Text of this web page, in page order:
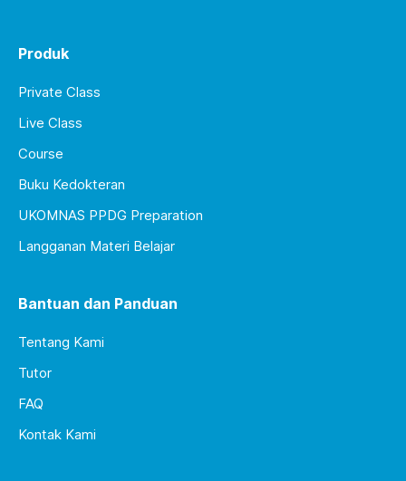
Produk
Private Class
Live Class
Course
Buku Kedokteran
UKOMNAS PPDG Preparation
Langganan Materi Belajar
Bantuan dan Panduan
Tentang Kami
Tutor
FAQ
Kontak Kami